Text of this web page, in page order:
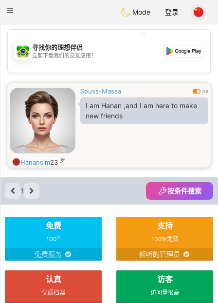
Conversar
Toggle
Mode 登录
💖
💕
寻找你的理想伴侣
立即下载我们的交友应用！
Souss-Massa 0.6
I am Hanan ,and I am here to make
new friends
Hanansim23 岁
1 按条件搜索
免费
100%
免费服务
支持
100%免费
倾听的管理员
认真
优质档案
访客
访问量很高